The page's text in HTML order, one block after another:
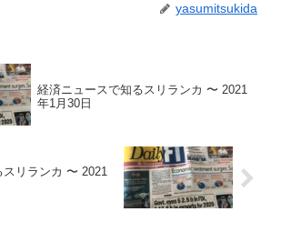
yasumitsukida
経済ニュースで知るスリランカ 〜 2021
年1月30日
リランカ 〜 2021